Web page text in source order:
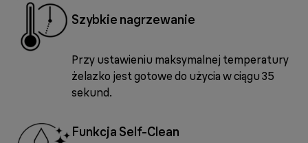
Szybkie nagrzewanie
Przy ustawieniu maksymalnej temperatury
żelazko jest gotowe do użycia w ciągu 35
sekund.
Funkcja Self-Clean